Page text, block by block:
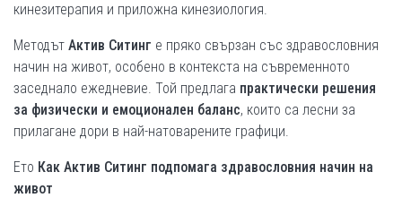
кинезитерапия и приложна кинезиология.
Методът Актив Ситинг е пряко свързан със здравословния
начин на живот, особено в контекста на съвременното
заседнало ежедневие. Той предлага практически решения
за физически и емоционален баланс, които са лесни за
прилагане дори в най-натоварените графици.
Ето Как Актив Ситинг подпомага здравословния начин на
живот